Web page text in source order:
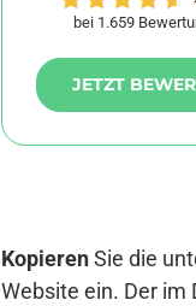
bei 1.659
JETZT
KopierenSie die
Website ein. Der